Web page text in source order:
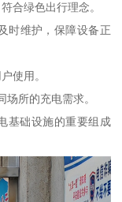
合绿色出行理念。
时维护，保障设备正
使用。
所的充电需求。
基础设施的重要组成